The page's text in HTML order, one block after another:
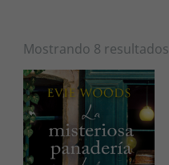
Mostrando 8 resultados